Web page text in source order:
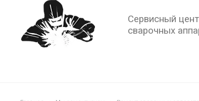
Сервисный
сварочных